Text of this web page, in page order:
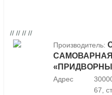
// // // //
Производитель:
Адрес
67,